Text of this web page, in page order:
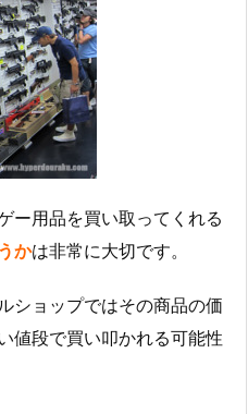
ー用品を買い取ってくれる
かは非常に大切です。
ショップではその商品の価
値段で買い叩かれる可能性